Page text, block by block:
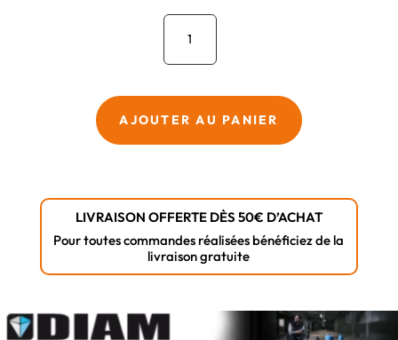
quantité
Scie
table
EGOPLUS
AJOUTER AU PANIER
LIVRAISON OFFERTE DÈS 50€ D’ACHAT
Pour toutes commandes réalisées bénéficiez de la
livraison gratuite